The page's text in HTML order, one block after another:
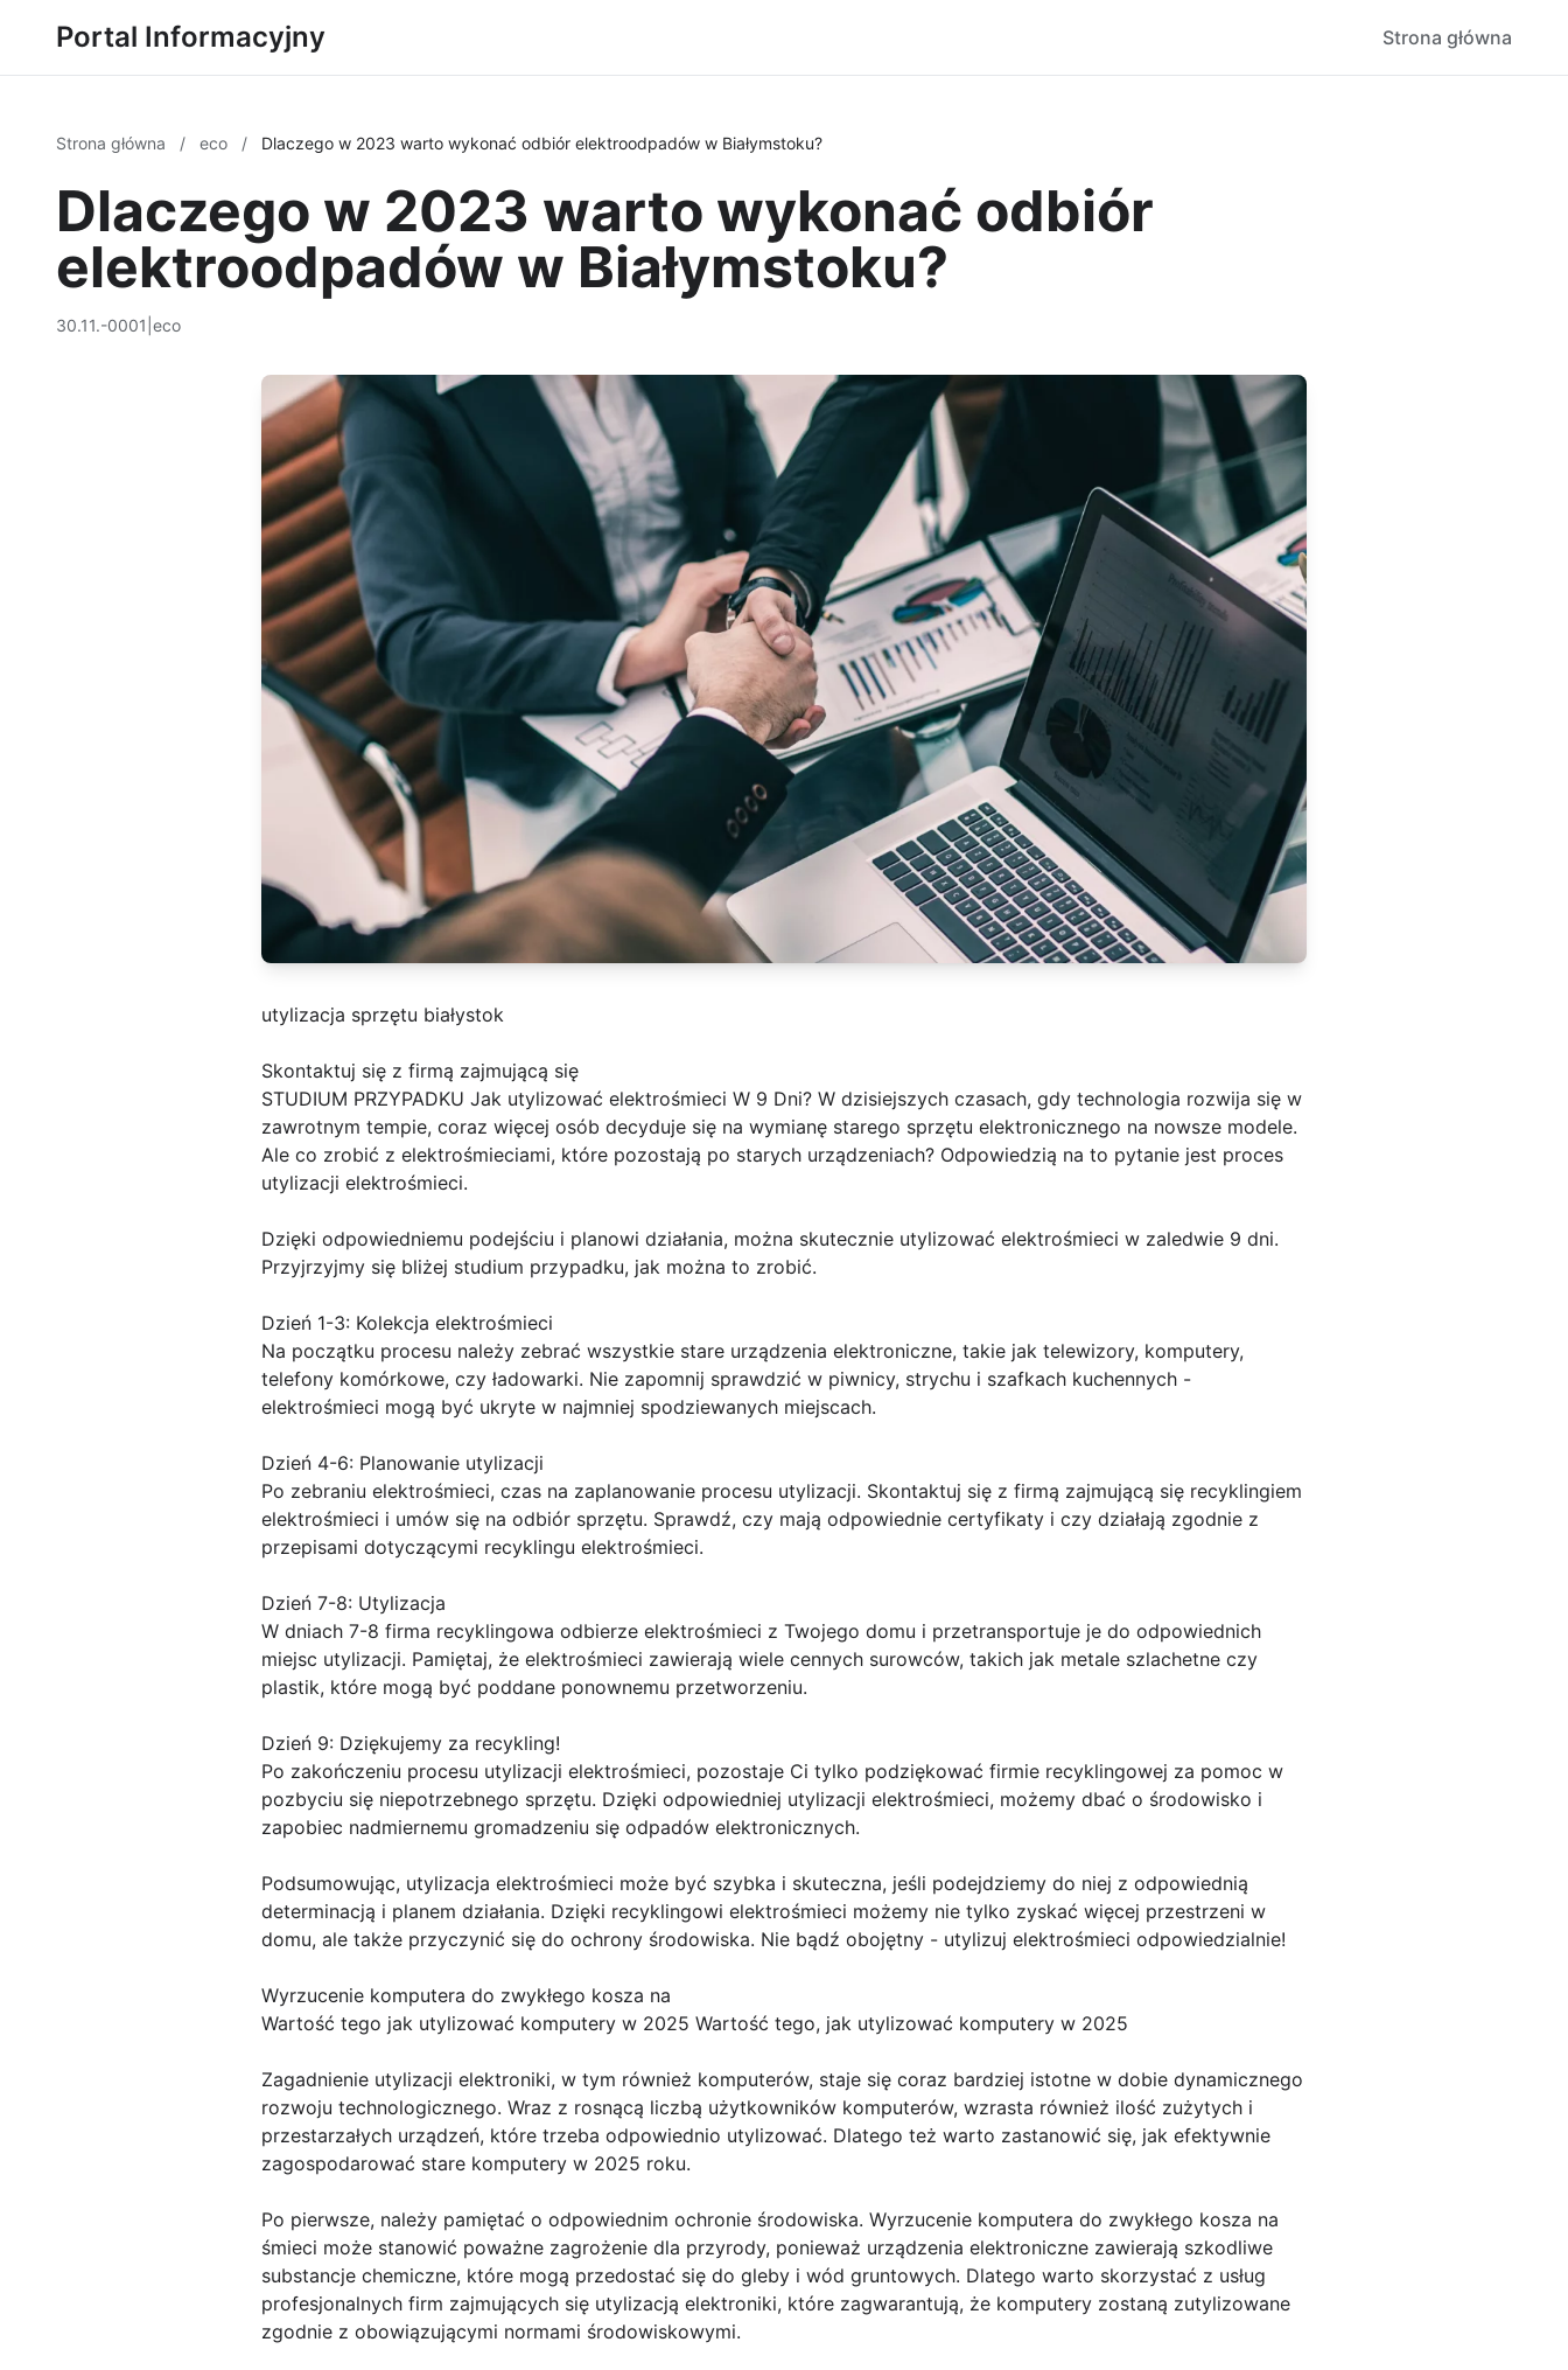
Portal Informacyjny Strona główna
Strona główna / eco / Dlaczego w 2023 warto wykonać odbiór elektroodpadów w Białymstoku?
Dlaczego w 2023 warto wykonać odbiór
elektroodpadów w Białymstoku?
30.11.-0001 eco
utylizacja sprzętu białystok
Skontaktuj się z firmą zajmującą się
STUDIUM PRZYPADKU Jak utylizować elektrośmieci W 9 Dni? W dzisiejszych czasach, gdy technologia rozwija się w
zawrotnym tempie, coraz więcej osób decyduje się na wymianę starego sprzętu elektronicznego na nowsze modele.
Ale co zrobić z elektrośmieciami, które pozostają po starych urządzeniach? Odpowiedzią na to pytanie jest proces
utylizacji elektrośmieci.
Dzięki odpowiedniemu podejściu i planowi działania, można skutecznie utylizować elektrośmieci w zaledwie 9 dni.
Przyjrzyjmy się bliżej studium przypadku, jak można to zrobić.
Dzień 1-3: Kolekcja elektrośmieci
Na początku procesu należy zebrać wszystkie stare urządzenia elektroniczne, takie jak telewizory, komputery,
telefony komórkowe, czy ładowarki. Nie zapomnij sprawdzić w piwnicy, strychu i szafkach kuchennych -
elektrośmieci mogą być ukryte w najmniej spodziewanych miejscach.
Dzień 4-6: Planowanie utylizacji
Po zebraniu elektrośmieci, czas na zaplanowanie procesu utylizacji. Skontaktuj się z firmą zajmującą się recyklingiem
elektrośmieci i umów się na odbiór sprzętu. Sprawdź, czy mają odpowiednie certyfikaty i czy działają zgodnie z
przepisami dotyczącymi recyklingu elektrośmieci.
Dzień 7-8: Utylizacja
W dniach 7-8 firma recyklingowa odbierze elektrośmieci z Twojego domu i przetransportuje je do odpowiednich
miejsc utylizacji. Pamiętaj, że elektrośmieci zawierają wiele cennych surowców, takich jak metale szlachetne czy
plastik, które mogą być poddane ponownemu przetworzeniu.
Dzień 9: Dziękujemy za recykling!
Po zakończeniu procesu utylizacji elektrośmieci, pozostaje Ci tylko podziękować firmie recyklingowej za pomoc w
pozbyciu się niepotrzebnego sprzętu. Dzięki odpowiedniej utylizacji elektrośmieci, możemy dbać o środowisko i
zapobiec nadmiernemu gromadzeniu się odpadów elektronicznych.
Podsumowując, utylizacja elektrośmieci może być szybka i skuteczna, jeśli podejdziemy do niej z odpowiednią
determinacją i planem działania. Dzięki recyklingowi elektrośmieci możemy nie tylko zyskać więcej przestrzeni w
domu, ale także przyczynić się do ochrony środowiska. Nie bądź obojętny - utylizuj elektrośmieci odpowiedzialnie!
Wyrzucenie komputera do zwykłego kosza na
Wartość tego jak utylizować komputery w 2025 Wartość tego, jak utylizować komputery w 2025
Zagadnienie utylizacji elektroniki, w tym również komputerów, staje się coraz bardziej istotne w dobie dynamicznego
rozwoju technologicznego. Wraz z rosnącą liczbą użytkowników komputerów, wzrasta również ilość zużytych i
przestarzałych urządzeń, które trzeba odpowiednio utylizować. Dlatego też warto zastanowić się, jak efektywnie
zagospodarować stare komputery w 2025 roku.
Po pierwsze, należy pamiętać o odpowiednim ochronie środowiska. Wyrzucenie komputera do zwykłego kosza na
śmieci może stanowić poważne zagrożenie dla przyrody, ponieważ urządzenia elektroniczne zawierają szkodliwe
substancje chemiczne, które mogą przedostać się do gleby i wód gruntowych. Dlatego warto skorzystać z usług
profesjonalnych firm zajmujących się utylizacją elektroniki, które zagwarantują, że komputery zostaną zutylizowane
zgodnie z obowiązującymi normami środowiskowymi.